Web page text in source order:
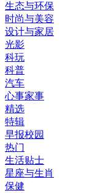
生态与环保
时尚与美容
设计与家居
光影
科玩
科普
汽车
心事家事
精选
特辑
早报校园
热门
生活贴士
星座与生肖
保健